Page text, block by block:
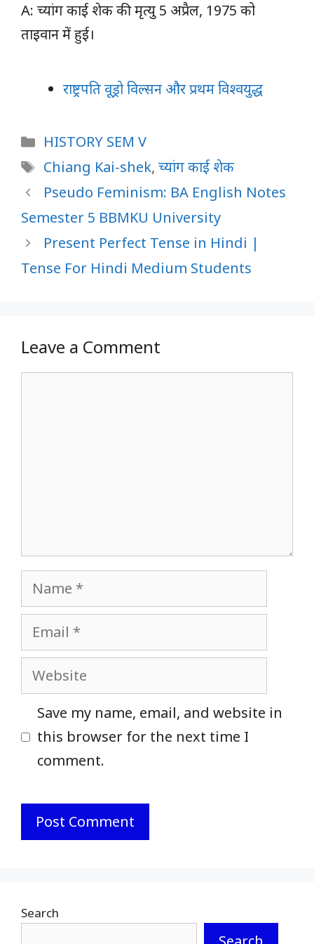
A: च्यांग काई शेक की मृत्यु 5 अप्रैल, 1975 को
ताइवान में हुई।
राष्ट्रपति वूड्रो विल्सन और प्रथम विश्वयुद्ध
Categories
HISTORY SEM V
Tags
Chiang Kai-shek, च्यांग काई शेक
Pseudo Feminism: BA English Notes
Semester 5 BBMKU University
Present Perfect Tense in Hindi |
Tense For Hindi Medium Students
Leave a Comment
Name
Email
Website
Save my name, email, and website in
this browser for the next time I
comment.
Search